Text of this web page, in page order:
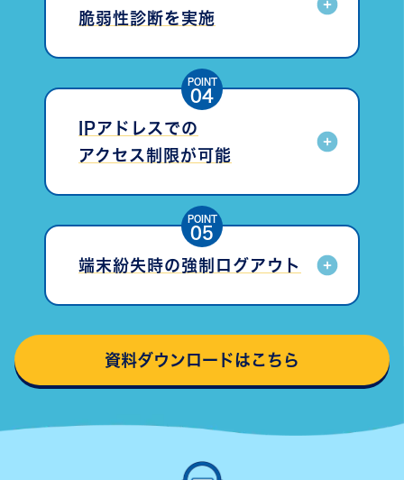
脆弱性診断を実施
1を満たした脆弱性診断を第三者機関にて定期的に
実施し､安全性の確認とさらなる向上に努めていま
す。
POINT
04
IPアドレスでの
アクセス制限が可能
るため､安全性が保たれます。また､スマートフォン
アプリは制限を例外するなど､柔軟に設定いただけ
ます。
POINT
05
端末紛失時の強制ログアウト
とができます。万が一､端末を紛失しても安全にデ
資料ダウンロードはこちら